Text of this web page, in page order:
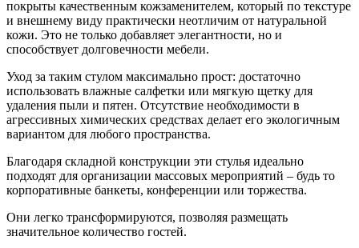
покрыты качественным кожзаменителем, который по текстуре
и внешнему виду практически неотличим от натуральной
кожи. Это не только добавляет элегантности, но и
способствует долговечности мебели.
Уход за таким стулом максимально прост: достаточно
использовать влажные салфетки или мягкую щетку для
удаления пыли и пятен. Отсутствие необходимости в
агрессивных химических средствах делает его экологичным
вариантом для любого пространства.
Благодаря складной конструкции эти стулья идеально
подходят для организации массовых мероприятий – будь то
корпоративные банкеты, конференции или торжества.
Они легко трансформируются, позволяя размещать
значительное количество гостей.